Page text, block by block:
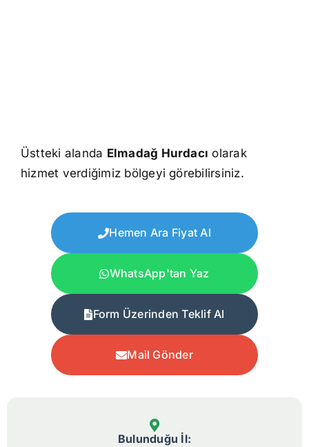
Üstteki alanda Elmadağ Hurdacı olarak
hizmet verdiğimiz bölgeyi görebilirsiniz.
Hemen Ara Fiyat Al
WhatsApp'tan Yaz
Form Üzerinden Teklif Al
Mail Gönder
Bulunduğu İl: